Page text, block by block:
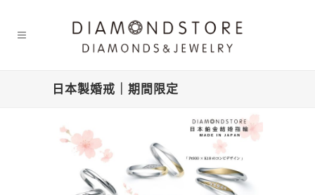
日本製婚戒｜期間限定